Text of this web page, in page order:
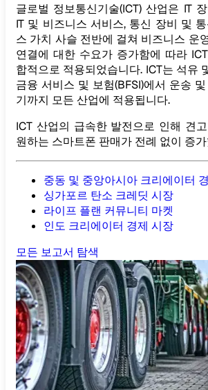
글로벌 정보통신기술(ICT) 산업은 IT
IT 및 비즈니스 서비스, 통신 장비 및
스 가치 사슬 전반에 걸쳐 비즈니스 운
연결에 대한 수요가 증가함에 따라
합적으로 적용되었습니다. ICT는 석유
금융 서비스 및 보험(BFSI)에서 운송
기까지 모든 산업에 적용됩니다.
ICT 산업의 급속한 발전으로 인해 견
원하는 스마트폰 판매가 전례 없이 증가
중동 및 중앙아시아 크리에이터
싱가포르 탄소 크레딧 시장
라이프 플랜 커뮤니티 마켓
인도 크리에이터 경제 시장
모든 보고서 탐색